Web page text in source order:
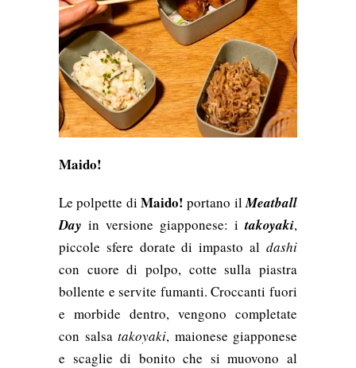
Maido!
Le polpette di Maido! portano ilMeatball
Day in versione giapponese: itakoyaki,
piccole sfere dorate di impasto al dashi
con cuore di polpo, cotte sulla piastra
bollente e servite fumanti. Croccanti fuori
e morbide dentro, vengono completate
con salsatakoyaki, maionese giapponese
e scaglie di bonito che si muovono al